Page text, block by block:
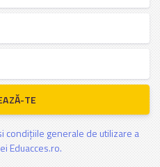
TE
condițiile generale de utilizare a
Eduacces.ro.